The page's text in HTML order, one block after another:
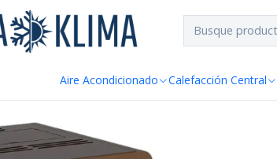
Aire Acondicionado Calefacción Central
Resistencia Encendido Estufa Pellet Artel Piccola